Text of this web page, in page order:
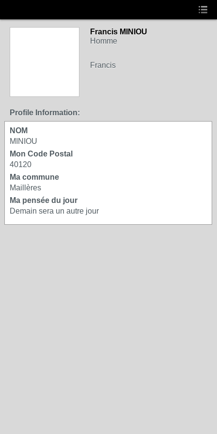
Francis MINIOU
Homme
Francis
Profile Information:
NOM
MINIOU
Mon Code Postal
40120
Ma commune
Maillères
Ma pensée du jour
Demain sera un autre jour